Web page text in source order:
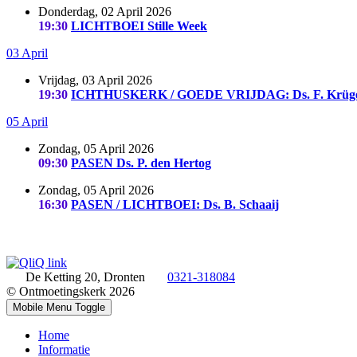
Donderdag, 02 April 2026
19:30 LICHTBOEI Stille Week
03 April
Vrijdag, 03 April 2026
19:30 ICHTHUSKERK / GOEDE VRIJDAG: Ds. F.
05 April
Zondag, 05 April 2026
09:30 PASEN Ds. P. den Hertog
Zondag, 05 April 2026
16:30 PASEN / LICHTBOEI: Ds. B. Schaaij
De Ketting 20, Dronten
0321-318084
© Ontmoetingskerk 2026
Mobile Menu Toggle
Home
Informatie